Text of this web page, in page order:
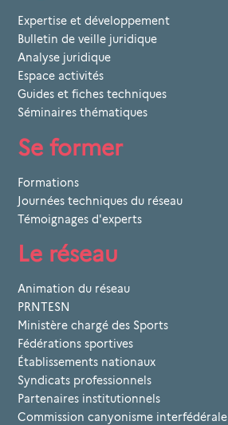
Expertise et développement
Bulletin de veille juridique
Analyse juridique
Espace activités
Guides et fiches techniques
Séminaires thématiques
Se former
Formations
Journées techniques du réseau
Témoignages d'experts
Le réseau
Animation du réseau
PRNTESN
Ministère chargé des Sports
Fédérations sportives
Établissements nationaux
Syndicats professionnels
Partenaires institutionnels
Commission canyonisme interfédérale